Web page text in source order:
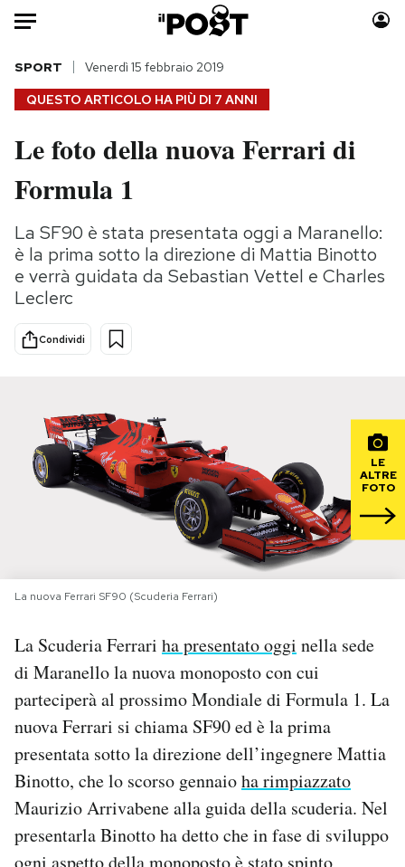
Auto
HOME
Italia
Politica
Tecnologia
Internet
Scienza
Cultura
Economia
Moda
Storie/Idee
Ok Boomer!
Media
PODCAST
NEWSLETTER
CALENDARIO
AREA PERSONALE
Area Personale
Newsletter
QUESTO ARTICOLO HA PIÙ DI 7 ANNI
SPORT Venerdì 15 febbraio 2019
Le foto della nuova Ferrari di
Formula 1
La SF90 è stata presentata oggi a Maranello:
è la prima sotto la direzione di Mattia Binotto
e verrà guidata da Sebastian Vettel e Charles
Leclerc
Condividi
LE
ALTRE
FOTO
La nuova Ferrari SF90 (Scuderia Ferrari)
La Scuderia Ferrari ha presentato oggi nella sede
di Maranello la nuova monoposto con cui
parteciperà al prossimo Mondiale di Formula 1. La
nuova Ferrari si chiama SF90 ed è la prima
presentata sotto la direzione dell’ingegnere Mattia
Binotto, che lo scorso gennaioha rimpiazzato
Maurizio Arrivabene alla guida della scuderia. Nel
presentarla Binotto ha detto che in fase di sviluppo